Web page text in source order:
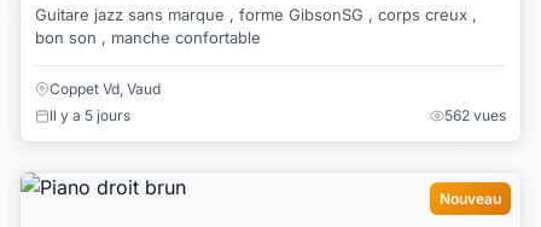
Guitare jazz sans marque , forme GibsonSG , corps creux ,
bon son , manche confortable
Coppet Vd, Vaud
Il y a 5 jours
562 vues
Nouveau